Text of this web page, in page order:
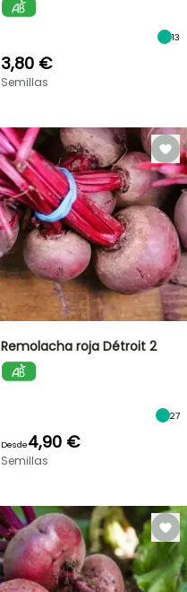
13
3,80 €
Semillas
Remolacha roja Détroit 2
27
Desde4,90 €
Semillas